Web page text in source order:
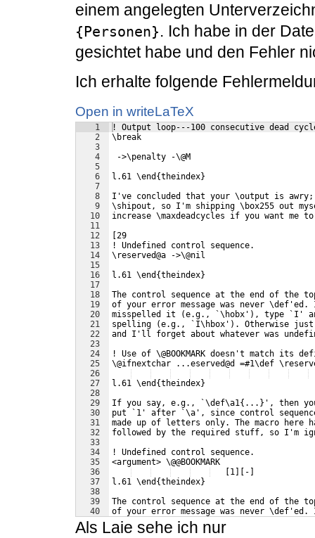
einem angelegten
{Personen}. Ich habe in der
gesichtet habe und den Fehler
Ich erhalte folgende
Open in writeLaTeX
1
2
3
4
5
6
7
8
9
10
11
12
13
14
15
16
17
18
19
20
21
22
23
24
25
26
27
28
29
30
31
32
33
34
35
36
37
38
39
40
! Output loop---100 consecutive dead
\break
->\penalty -\@M
l.61 \end{theindex}
I've concluded that your \output is
\shipout, so I'm shipping \box255 out
increase \maxdeadcycles if you want me
[29
! Undefined control sequence.
\reserved@a ->\@nil
l.61 \end{theindex}
The control sequence at the end of the
of your error message was never \def'ed.
misspelled it (e.g., `\hobx'), type `I'
spelling (e.g., `I\hbox'). Otherwise just
and I'll forget about whatever was
! Use of \@BOOKMARK doesn't match its
\@ifnextchar ...eserved@d =#1\def
l.61 \end{theindex}
If you say, e.g., `\def\a1{...}', then you
put `1' after `\a', since control sequence
made up of letters only. The macro here
followed by the required stuff, so I'm
! Undefined control sequence.
<argument> \@@BOOKMARK
   [1][-]
l.61 \end{theindex}
The control sequence at the end of the
of your error message was never \def'ed.
misspelled it (e.g., `\hobx'), type `I'
Als Laie sehe ich nur